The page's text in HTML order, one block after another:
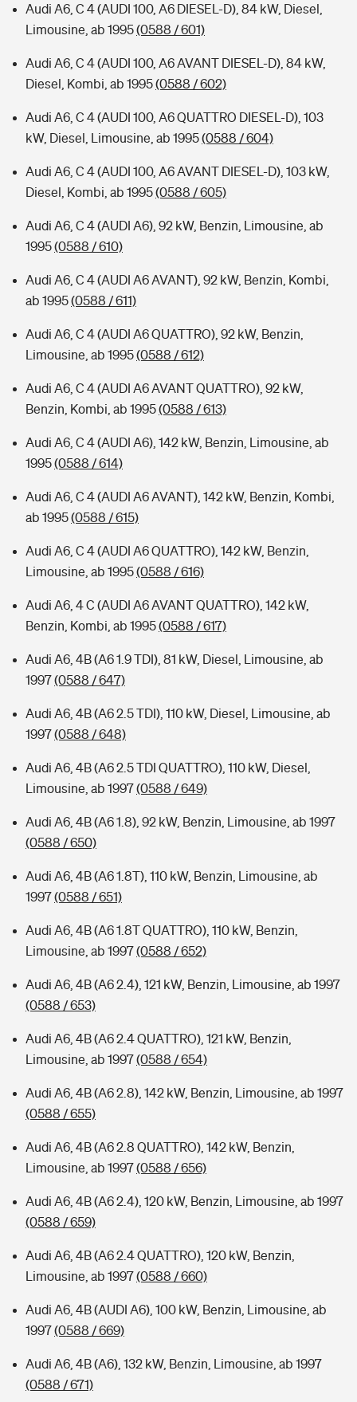
Audi A6, C 4 (AUDI 100, A6 DIESEL-D), 84 kW, Diesel,
Limousine, ab 1995(0588 / 601)
Audi A6, C 4 (AUDI 100, A6 AVANT DIESEL-D), 84 kW,
Diesel, Kombi, ab 1995(0588 / 602)
Audi A6, C 4 (AUDI 100, A6 QUATTRO DIESEL-D), 103
kW, Diesel, Limousine, ab 1995(0588 / 604)
Audi A6, C 4 (AUDI 100, A6 AVANT DIESEL-D), 103 kW,
Diesel, Kombi, ab 1995(0588 / 605)
Audi A6, C 4 (AUDI A6), 92 kW, Benzin, Limousine, ab
1995(0588 / 610)
Audi A6, C 4 (AUDI A6 AVANT), 92 kW, Benzin, Kombi,
ab 1995(0588 / 611)
Audi A6, C 4 (AUDI A6 QUATTRO), 92 kW, Benzin,
Limousine, ab 1995(0588 / 612)
Audi A6, C 4 (AUDI A6 AVANT QUATTRO), 92 kW,
Benzin, Kombi, ab 1995(0588 / 613)
Audi A6, C 4 (AUDI A6), 142 kW, Benzin, Limousine, ab
1995(0588 / 614)
Audi A6, C 4 (AUDI A6 AVANT), 142 kW, Benzin, Kombi,
ab 1995(0588 / 615)
Audi A6, C 4 (AUDI A6 QUATTRO), 142 kW, Benzin,
Limousine, ab 1995(0588 / 616)
Audi A6, 4 C (AUDI A6 AVANT QUATTRO), 142 kW,
Benzin, Kombi, ab 1995(0588 / 617)
Audi A6, 4B (A6 1.9 TDI), 81 kW, Diesel, Limousine, ab
1997(0588 / 647)
Audi A6, 4B (A6 2.5 TDI), 110 kW, Diesel, Limousine, ab
1997(0588 / 648)
Audi A6, 4B (A6 2.5 TDI QUATTRO), 110 kW, Diesel,
Limousine, ab 1997(0588 / 649)
Audi A6, 4B (A6 1.8), 92 kW, Benzin, Limousine, ab 1997
(0588 / 650)
Audi A6, 4B (A6 1.8T), 110 kW, Benzin, Limousine, ab
1997(0588 / 651)
Audi A6, 4B (A6 1.8T QUATTRO), 110 kW, Benzin,
Limousine, ab 1997(0588 / 652)
Audi A6, 4B (A6 2.4), 121 kW, Benzin, Limousine, ab 1997
(0588 / 653)
Audi A6, 4B (A6 2.4 QUATTRO), 121 kW, Benzin,
Limousine, ab 1997(0588 / 654)
Audi A6, 4B (A6 2.8), 142 kW, Benzin, Limousine, ab 1997
(0588 / 655)
Audi A6, 4B (A6 2.8 QUATTRO), 142 kW, Benzin,
Limousine, ab 1997(0588 / 656)
Audi A6, 4B (A6 2.4), 120 kW, Benzin, Limousine, ab 1997
(0588 / 659)
Audi A6, 4B (A6 2.4 QUATTRO), 120 kW, Benzin,
Limousine, ab 1997(0588 / 660)
Audi A6, 4B (AUDI A6), 100 kW, Benzin, Limousine, ab
1997(0588 / 669)
Audi A6, 4B (A6), 132 kW, Benzin, Limousine, ab 1997
(0588 / 671)